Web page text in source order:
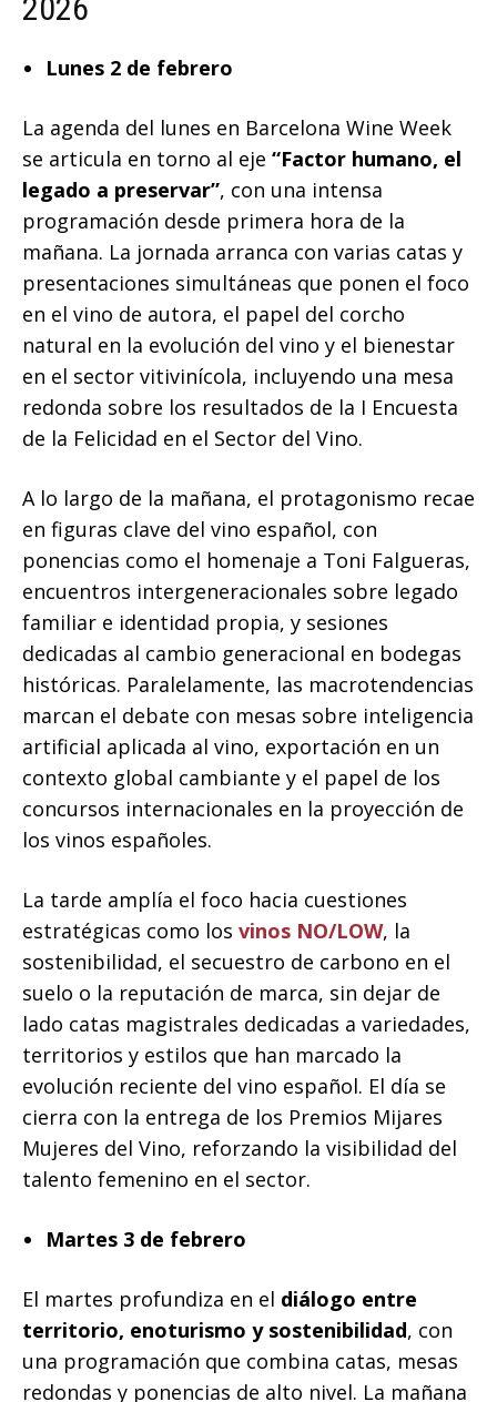
2026
Lunes 2 de febrero
La agenda del lunes en Barcelona Wine Week
se articula en torno al eje “Factor humano, el
legado a preservar”, con una intensa
programación desde primera hora de la
mañana. La jornada arranca con varias catas y
presentaciones simultáneas que ponen el foco
en el vino de autora, el papel del corcho
natural en la evolución del vino y el bienestar
en el sector vitivinícola, incluyendo una mesa
redonda sobre los resultados de la I Encuesta
de la Felicidad en el Sector del Vino.
A lo largo de la mañana, el protagonismo recae
en figuras clave del vino español, con
ponencias como el homenaje a Toni Falgueras,
encuentros intergeneracionales sobre legado
familiar e identidad propia, y sesiones
dedicadas al cambio generacional en bodegas
históricas. Paralelamente, las macrotendencias
marcan el debate con mesas sobre inteligencia
artificial aplicada al vino, exportación en un
contexto global cambiante y el papel de los
concursos internacionales en la proyección de
los vinos españoles.
La tarde amplía el foco hacia cuestiones
estratégicas como los vinos NO/LOW, la
sostenibilidad, el secuestro de carbono en el
suelo o la reputación de marca, sin dejar de
lado catas magistrales dedicadas a variedades,
territorios y estilos que han marcado la
evolución reciente del vino español. El día se
cierra con la entrega de los Premios Mijares
Mujeres del Vino, reforzando la visibilidad del
talento femenino en el sector.
Martes 3 de febrero
El martes profundiza en el diálogo entre
territorio, enoturismo y sostenibilidad, con
una programación que combina catas, mesas
redondas y ponencias de alto nivel. La mañana